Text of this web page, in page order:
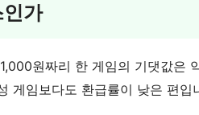
가
원짜리 한 게임의 기댓값은
게임보다도 환급률이 낮은 편